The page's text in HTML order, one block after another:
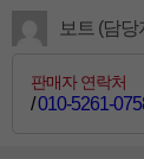
보트 (담당
판매자 연락처
/010-5261-